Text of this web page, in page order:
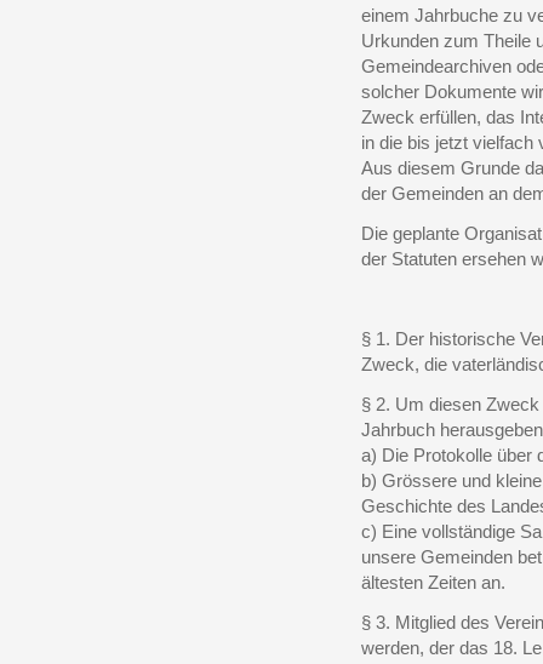
einem Jahrbuche zu
Urkunden zum Theile
Gemeindearchiven
solcher Dokumente
Zweck erfüllen, das
in die bis jetzt vielfach
Aus diesem Grunde
der Gemeinden an
Die geplante
der Statuten ersehen
§ 1. Der historische
Zweck, die
§ 2. Um diesen
Jahrbuch
a) Die Protokolle über
b) Grössere und
Geschichte des
c) Eine vollständige
unsere Gemeinden
ältesten Zeiten an.
§ 3. Mitglied des
werden, der das 18.